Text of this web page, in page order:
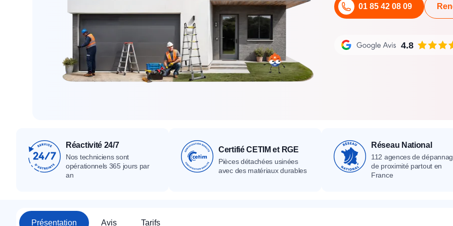
Tous nos produits Catalogue
Catalogue Devis gratuit Contact
Tous nos produits Catalogue Devis gratuit Contact
01 85 42 08 09
4.8
Réactivité 24/7
Nos techniciens sont
opérationnels 365 jours par
an
Certifié CETIM et RGE
Pièces détachées usinées
avec des matériaux durables
Réseau National
112 agences de
de proximité partout en
France
Présentation Avis Tarifs